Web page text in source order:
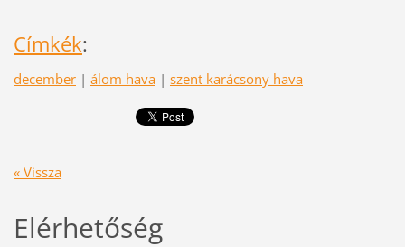
Címkék:
december | álom hava | szent karácsony hava
« Vissza
Elérhetőség